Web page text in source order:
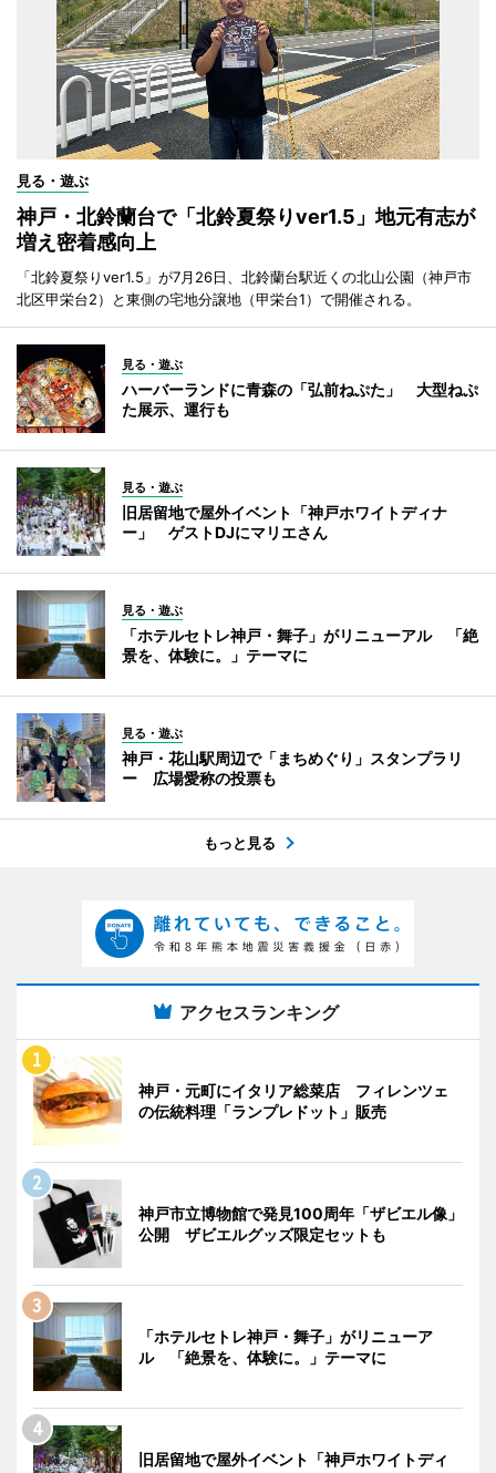
見る・遊ぶ
神戸・北鈴蘭台で「北鈴夏祭りver1.5」地元有志が
増え密着感向上
「北鈴夏祭りver1.5」が7月26日、北鈴蘭台駅近くの北山公園（神戸市
北区甲栄台2）と東側の宅地分譲地（甲栄台1）で開催される。
見る・遊ぶ
ハーバーランドに青森の「弘前ねぷた」 大型ねぷ
た展示、運行も
見る・遊ぶ
旧居留地で屋外イベント「神戸ホワイトディナ
ー」 ゲストDJにマリエさん
見る・遊ぶ
「ホテルセトレ神戸・舞子」がリニューアル 「絶
景を、体験に。」テーマに
見る・遊ぶ
神戸・花山駅周辺で「まちめぐり」スタンプラリ
ー 広場愛称の投票も
もっと見る
アクセスランキング
神戸・元町にイタリア総菜店 フィレンツェ
の伝統料理「ランプレドット」販売
神戸市立博物館で発見100周年「ザビエル像」
公開 ザビエルグッズ限定セットも
「ホテルセトレ神戸・舞子」がリニューア
ル 「絶景を、体験に。」テーマに
旧居留地で屋外イベント「神戸ホワイトディ